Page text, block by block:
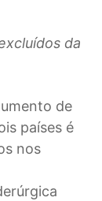
da
de
países é
nos